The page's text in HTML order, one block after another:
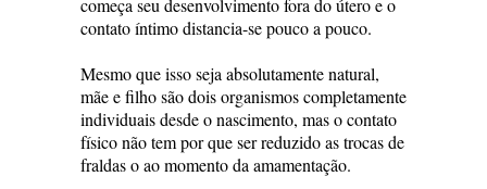
começa seu desenvolvimento fora do útero e o
contato íntimo distancia-se pouco a pouco.
Mesmo que isso seja absolutamente natural,
mãe e filho são dois organismos completamente
individuais desde o nascimento, mas o contato
físico não tem por que ser reduzido as trocas de
fraldas o ao momento da amamentação.